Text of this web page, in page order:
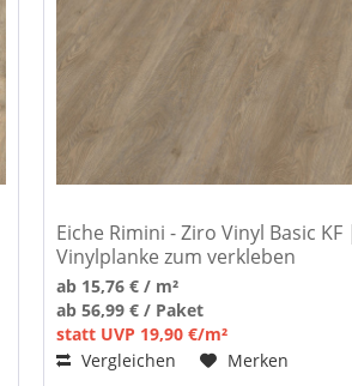
Eiche Rimini - Ziro Vinyl Basic KF |
Vinylplanke zum verkleben
ab 15,76 € / m²
ab 56,99 € / Paket
statt UVP 19,90 €/m²
Vergleichen
Merken